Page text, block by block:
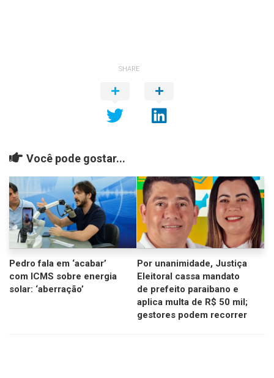
SHARE
Você pode gostar...
Pedro fala em ‘acabar’
com ICMS sobre energia
solar: ‘aberração’
Por unanimidade, Justiça
Eleitoral cassa mandato
de prefeito paraibano e
aplica multa de R$ 50 mil;
gestores podem recorrer